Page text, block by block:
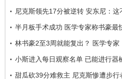
尼克斯领先17分被逆转 安东尼：这
半月板手术成功 医学专家称书豪最
林书豪2至3周就能复出？ 医学专家
小斯进入每日观察名单 已能进行器
甜瓜砍39分难救主 尼克斯惨遭步行